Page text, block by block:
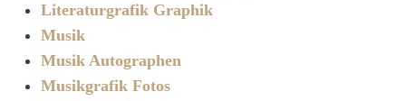
Literaturgrafik Graphik
Musik
Musik Autographen
Musikgrafik Fotos